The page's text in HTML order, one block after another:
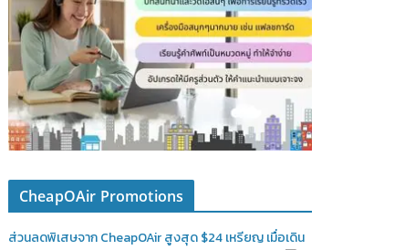
CheapOAir Promotions
ส่วนลดพิเสษจาก CheapOAir สูงสุด $24 เหรียญ เมื่อเดิน